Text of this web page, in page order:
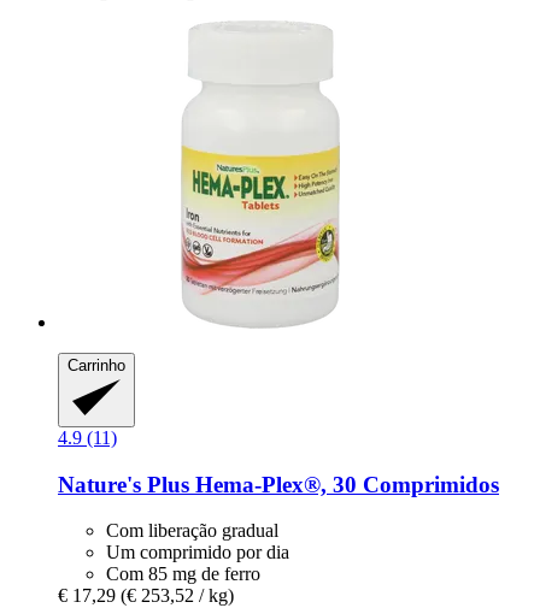
Carrinho
4.9 (11)
Nature's Plus Hema-​Plex®, 30 Comprimidos
Com liberação gradual
Um comprimido por dia
Com 85 mg de ferro
€ 17,29 (€ 253,52 / kg)